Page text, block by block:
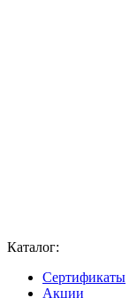
Каталог:
Сертификаты
Акции